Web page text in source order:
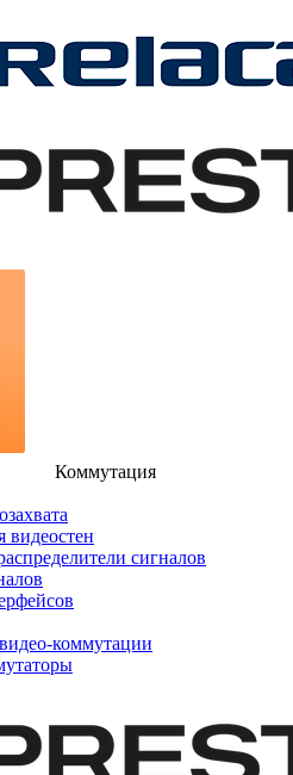
Коммутация
видеостен
сигналов
коммутации